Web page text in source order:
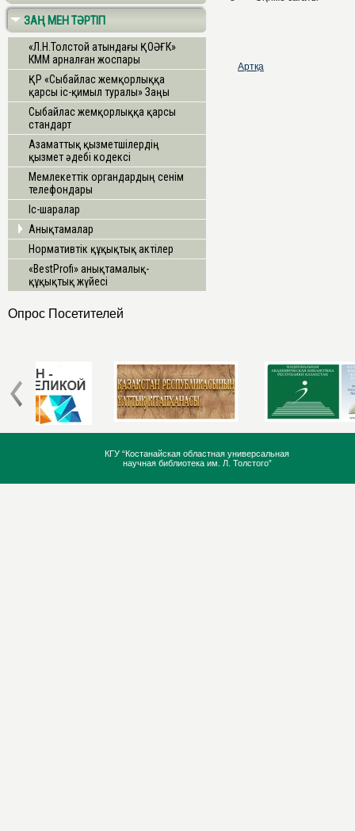
ЗАҢ МЕН ТӘРТІП
«Л.Н.Толстой атындағы ҚОӘҒК»
КММ арналған жоспары
ҚР «Сыбайлас жемқорлыққа
қарсы іс-қимыл туралы» Заңы
Сыбайлас жемқорлыққа қарсы
стандарт
Азаматтық қызметшілердің
қызмет әдебі кодексі
Мемлекеттік органдардың сенім
телефондары
Іс-шаралар
Анықтамалар
Нормативтiк құқықтық актiлер
«BestProfi» анықтамалық-
құқықтық жүйесі
Опрос Посетителей
Артқа
КГУ “Костанайская областная универсальная
научная библиотека им. Л. Толстого”